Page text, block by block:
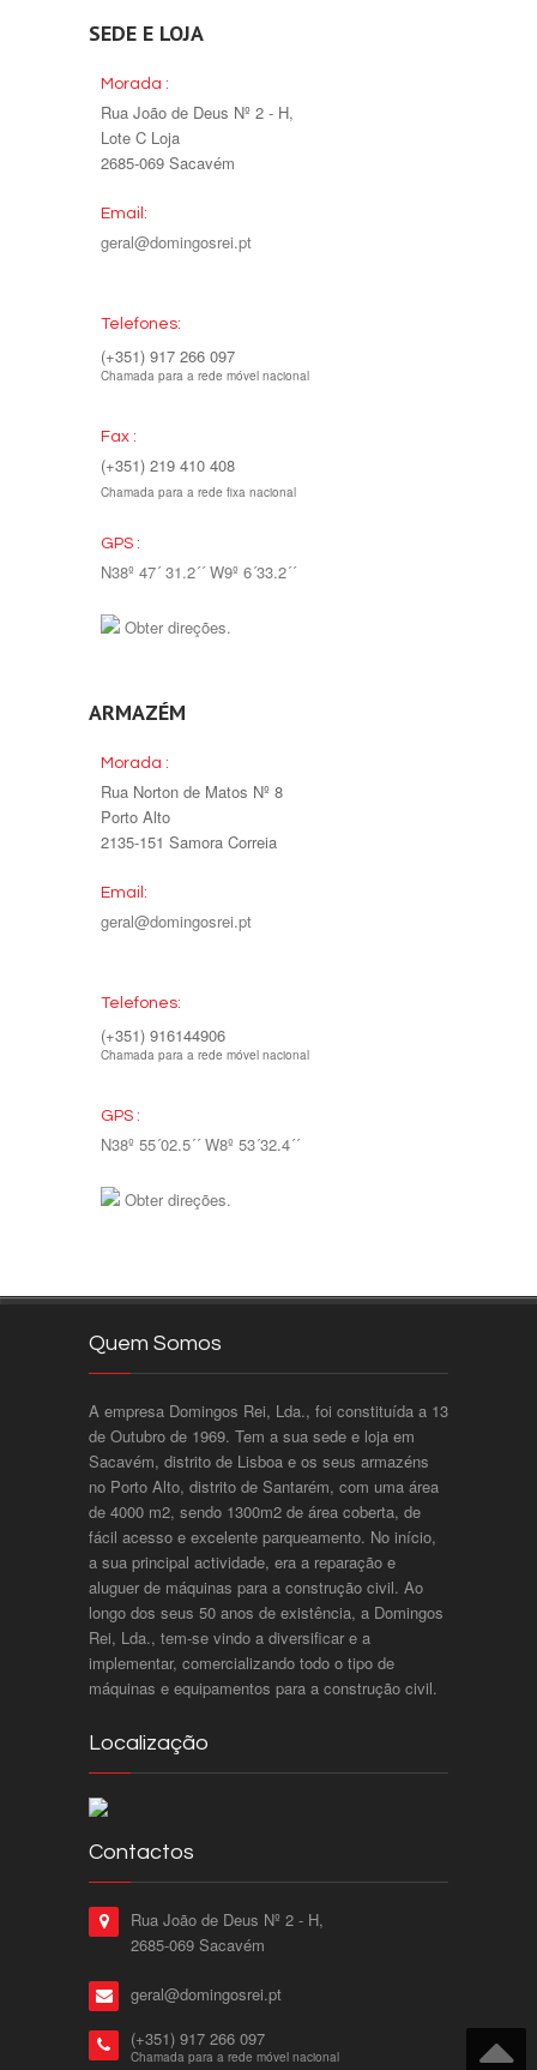
SEDE E LOJA
Morada :
Rua João de Deus Nº 2 - H,
Lote C Loja
2685-069 Sacavém
Email:
geral@domingosrei.pt
Telefones:
(+351) 917 266 097
Chamada para a rede móvel nacional
Fax :
(+351) 219 410 408
Chamada para a rede fixa nacional
GPS :
N38º 47´ 31.2´´ W9º 6´33.2´´
Obter direções.
ARMAZÉM
Morada :
Rua Norton de Matos Nº 8
Porto Alto
2135-151 Samora Correia
Email:
geral@domingosrei.pt
Telefones:
(+351) 916144906
Chamada para a rede móvel nacional
GPS :
N38º 55´02.5´´ W8º 53´32.4´´
Obter direções.
Quem Somos
A empresa Domingos Rei, Lda., foi constituída a 13
de Outubro de 1969. Tem a sua sede e loja em
Sacavém, distrito de Lisboa e os seus armazéns
no Porto Alto, distrito de Santarém, com uma área
de 4000 m2, sendo 1300m2 de área coberta, de
fácil acesso e excelente parqueamento. No início,
a sua principal actividade, era a reparação e
aluguer de máquinas para a construção civil. Ao
longo dos seus 50 anos de existência, a Domingos
Rei, Lda., tem-se vindo a diversificar e a
implementar, comercializando todo o tipo de
máquinas e equipamentos para a construção civil.
Localização
Contactos
Rua João de Deus Nº 2 - H,
2685-069 Sacavém
geral@domingosrei.pt
(+351) 917 266 097
Chamada para a rede móvel nacional